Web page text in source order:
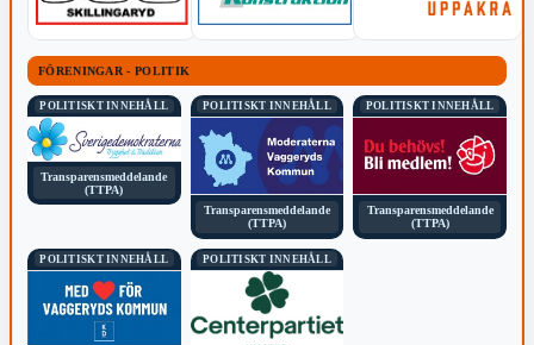
FÖRENINGAR - POLITIK
POLITISKT INNEHÅLL
Transparensmeddelande
(TTPA)
POLITISKT INNEHÅLL
Transparensmeddelande
(TTPA)
POLITISKT INNEHÅLL
Transparensmeddelande
(TTPA)
POLITISKT INNEHÅLL POLITISKT INNEHÅLL